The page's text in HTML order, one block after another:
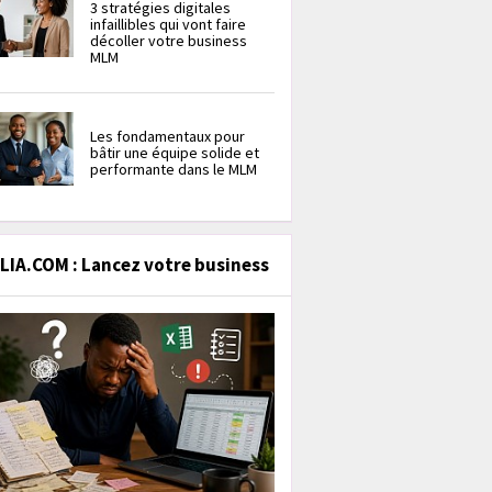
3 stratégies digitales
infaillibles qui vont faire
décoller votre business
MLM
Les fondamentaux pour
bâtir une équipe solide et
performante dans le MLM
: Lancez votre business